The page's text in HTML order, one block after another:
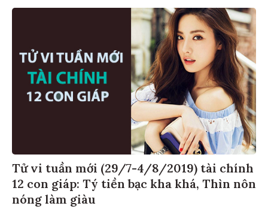
Tử vi tuần mới (29/7-4/8/2019) tài chính
12 con giáp: Tý tiền bạc kha khá, Thìn nôn
nóng làm giàu